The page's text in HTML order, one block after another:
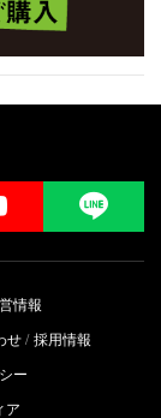
YouTube
情報
せ 採用情報
ー
ア